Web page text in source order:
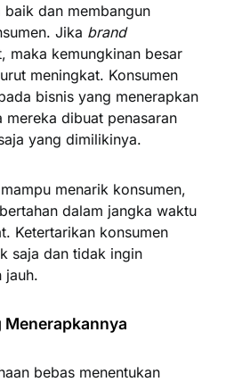
dan membangun
Jika brand
maka kemungkinan besar
meningkat. Konsumen
bisnis yang menerapkan
mereka dibuat penasaran
yang dimilikinya.
menarik konsumen,
dalam jangka waktu
Ketertarikan konsumen
saja dan tidak ingin
jauh.
bebas menentukan